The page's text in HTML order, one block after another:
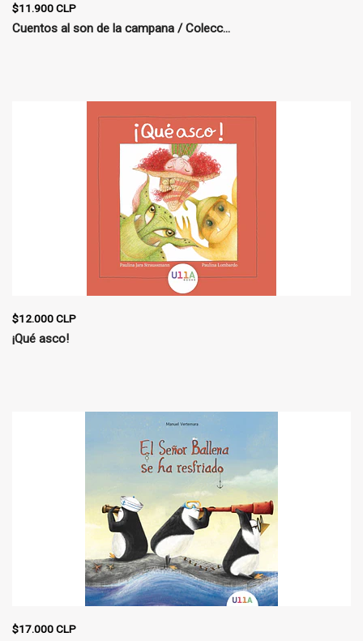
$11.900 CLP
Cuentos al son de la campana / Colecc...
$12.000 CLP
¡Qué asco!
$17.000 CLP